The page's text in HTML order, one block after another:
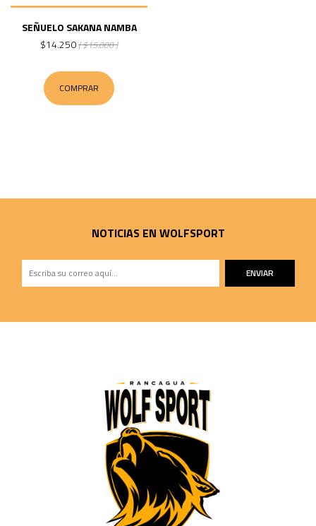
SEÑUELO SAKANA NAMBA
$14.250( $15.000 )
COMPRAR
NOTICIAS EN WOLFSPORT
ENVIAR